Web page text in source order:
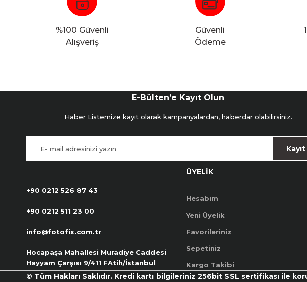
%100 Güvenli
Alışveriş
Güvenli
Ödeme
E-Bülten’e Kayıt Olun
Haber Listemize kayıt olarak kampanyalardan, haberdar olabilirsiniz.
+90 0212 526 87 43
+90 0212 511 23 00
info@fotofix.com.tr
Hocapaşa Mahallesi Muradiye Caddesi
Hayyam Çarşısı 9/411 FAtih/İstanbul
ÜYELİK
Hesabım
Yeni Üyelik
Favorileriniz
Sepetiniz
Kargo Takibi
© Tüm Hakları Saklıdır. Kredi kartı bilgileriniz 256bit SSL sertifikası ile